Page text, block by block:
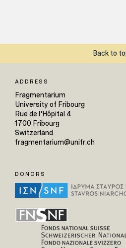
Back to
ADDRESS
Fragmentarium
University of Fribourg
Rue de l'Hôpital 4
1700 Fribourg
Switzerland
fragmentarium@unifr.ch
DONORS